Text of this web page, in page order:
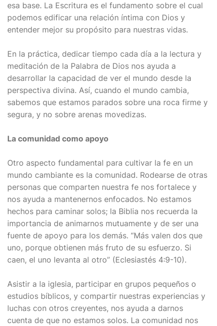
esa base. La Escritura es el fundamento sobre el cual
podemos edificar una relación íntima con Dios y
entender mejor su propósito para nuestras vidas.
En la práctica, dedicar tiempo cada día a la lectura y
meditación de la Palabra de Dios nos ayuda a
desarrollar la capacidad de ver el mundo desde la
perspectiva divina. Así, cuando el mundo cambia,
sabemos que estamos parados sobre una roca firme y
segura, y no sobre arenas movedizas.
La comunidad como apoyo
Otro aspecto fundamental para cultivar la fe en un
mundo cambiante es la comunidad. Rodearse de otras
personas que comparten nuestra fe nos fortalece y
nos ayuda a mantenernos enfocados. No estamos
hechos para caminar solos; la Biblia nos recuerda la
importancia de animarnos mutuamente y de ser una
fuente de apoyo para los demás. “Más valen dos que
uno, porque obtienen más fruto de su esfuerzo. Si
caen, el uno levanta al otro” (Eclesiastés 4:9-10).
Asistir a la iglesia, participar en grupos pequeños o
estudios bíblicos, y compartir nuestras experiencias y
luchas con otros creyentes, nos ayuda a darnos
cuenta de que no estamos solos. La comunidad nos